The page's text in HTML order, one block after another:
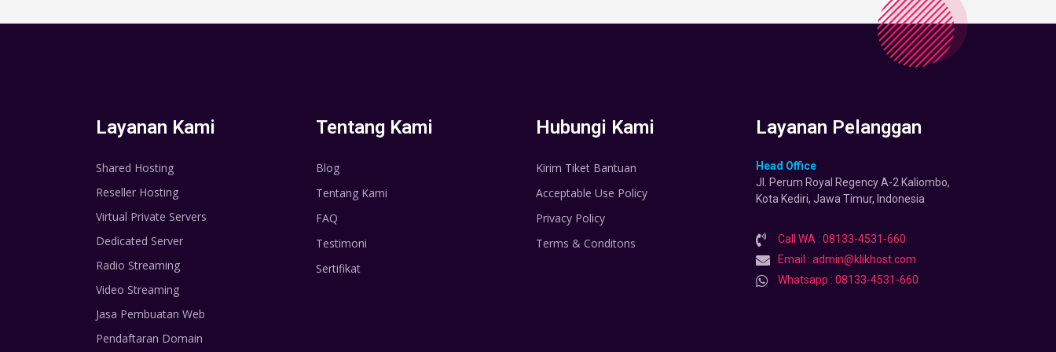
Layanan Kami
Shared Hosting
Reseller Hosting
Virtual Private Servers
Dedicated Server
Radio Streaming
Video Streaming
Jasa Pembuatan Web
Pendaftaran Domain
Tentang Kami
Blog
Tentang Kami
FAQ
Testimoni
Sertifikat
Hubungi Kami
Kirim Tiket Bantuan
Acceptable Use Policy
Privacy Policy
Terms & Conditons
Layanan Pelanggan
Head Office
Jl. Perum Royal Regency A-2 Kaliombo,
Kota Kediri, Jawa Timur, Indonesia
Call WA : 08133-4531-660
Email : admin@klikhost.com
Whatsapp : 08133-4531-660